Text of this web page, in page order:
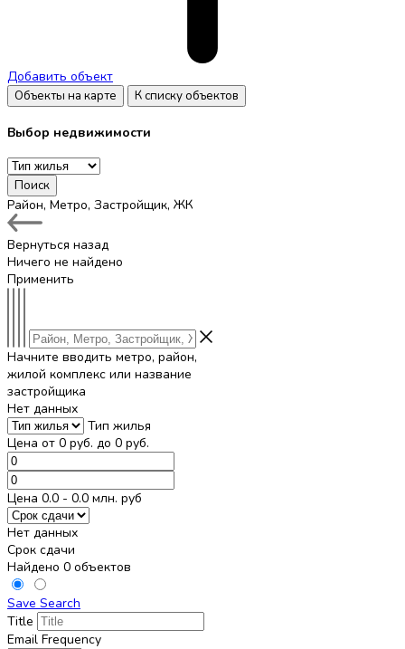
Добавить объект
Объекты на карте К списку объектов
Выбор недвижимости
Поиск
Район, Метро, Застройщик, ЖК
Вернуться назад
Ничего не найдено
Применить
Начните вводить метро, район,
жилой комплекс или название
застройщика
Нет данных
Тип жилья
Цена от 0 руб. до 0 руб.
Цена 0.0 - 0.0 млн. руб
Нет данных
Срок сдачи
Найдено 0 объектов
Save Search
Title
Email Frequency